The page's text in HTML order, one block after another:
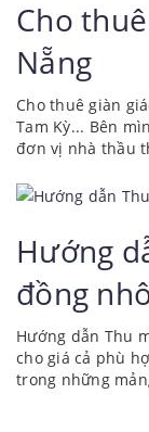
Cho
Nẵng
Cho thuê giàn
Tam Kỳ... Bên
đơn vị nhà thầu
thầu đều cần
dịch vụ tiện ích
gồm nhiều
Hướng
đồng
Hướng dẫn Thu
cho giá cả phù
trong những